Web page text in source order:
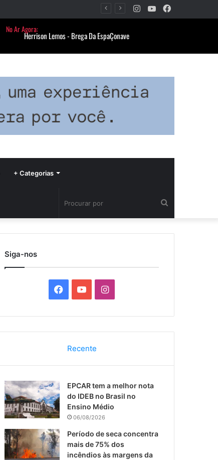
YouTube
Instagram
+ Categorias
por
Siga-nos
c
e
b
o
o
k
u
T
u
b
e
I
s
a
g
r
m
Recente
EPCAR tem a melhor nota
do IDEB no Brasil no
Ensino Médio
06/08/2026
Período de seca concentra
mais de 75% dos
incêndios às margens da